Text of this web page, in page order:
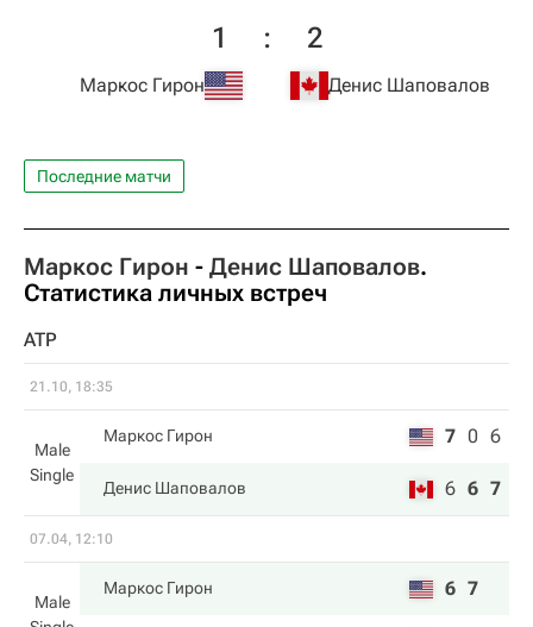
Маркос Гирон
1 : 2
Денис Шаповалов
Последние матчи
Маркос Гирон - Денис Шаповалов.
Статистика личных встреч
ATP
21.10, 18:35
Male
Single
Маркос Гирон 7 0 6
Денис Шаповалов 6 6 7
07.04, 12:10
Male
Маркос Гирон 6 7